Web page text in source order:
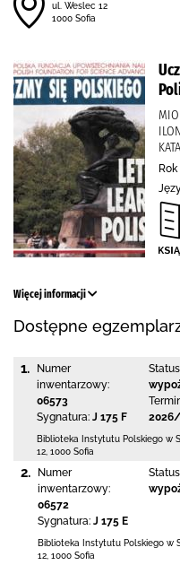
ul. Weslec 12
1000 Sofia
Więcej informacji
Dostępne
1.
Numer
inwentarzowy:
06573
Sygnatura: J 175 F
Biblioteka Instytutu Polskiego w
12 1000 Sofia
2.
Numer
inwentarzowy:
06572
Sygnatura: J 175 E
Biblioteka Instytutu Polskiego w
12 1000 Sofia